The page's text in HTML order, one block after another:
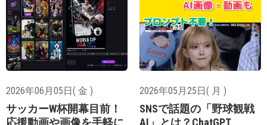
2026年06月05日( 金 )
サッカーW杯開幕目前！
2026年05月25日( 月 )
SNSで話題の「野球観戦